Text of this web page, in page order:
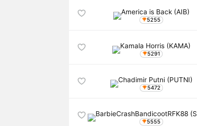
5255
5291
5472
5555